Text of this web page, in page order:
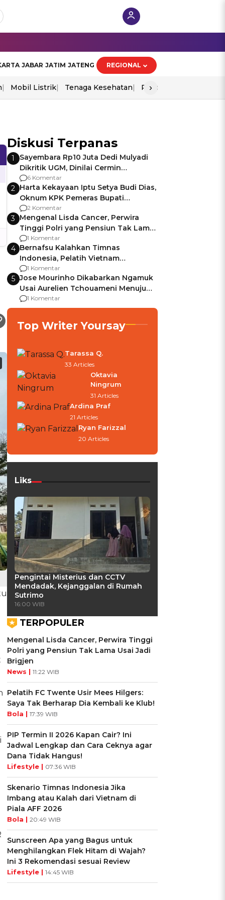
JABAR JATIM JATENG REGIONAL
Mobil Listrik Tenaga Kesehatan Piala Aff 2026
›
Diskusi Terpanas
1
Sayembara Rp10 Juta Dedi Mulyadi
Dikritik UGM, Dinilai Cermin
Gagalnya Negara Jamin Keamanan
6 Komentar
2 Harta Kekayaan Iptu Setya Budi Dias,
Oknum KPK Pemeras Bupati
Pemalang
2 Komentar
3 Mengenal Lisda Cancer, Perwira
Tinggi Polri yang Pensiun Tak Lama
Usai Jadi Brigjen
1 Komentar
4 Bernafsu Kalahkan Timnas
Indonesia, Pelatih Vietnam
Berencana Pakai Jimat di Pakansari
1 Komentar
5 Jose Mourinho Dikabarkan Ngamuk
Usai Aurelien Tchouameni Menuju
Manchester United
1 Komentar
Top Writer Yoursay
Tarassa Q.
33 Articles
Oktavia
Ningrum
31 Articles
Ardina Praf
21 Articles
Ryan Farizzal
20 Articles
Liks
Pengintai Misterius dan CCTV
Mendadak, Kejanggalan di Rumah
Sutrimo
16:00 WIB
TERPOPULER
Mengenal Lisda Cancer, Perwira Tinggi
Polri yang Pensiun Tak Lama Usai Jadi
Brigjen
News | 11:22 WIB
Pelatih FC Twente Usir Mees Hilgers:
Saya Tak Berharap Dia Kembali ke Klub!
Bola | 17:39 WIB
PIP Termin II 2026 Kapan Cair? Ini
Jadwal Lengkap dan Cara Ceknya agar
Dana Tidak Hangus!
Lifestyle | 07:36 WIB
Skenario Timnas Indonesia Jika
Imbang atau Kalah dari Vietnam di
Piala AFF 2026
Bola | 20:49 WIB
Sunscreen Apa yang Bagus untuk
Menghilangkan Flek Hitam di Wajah?
Ini 3 Rekomendasi sesuai Review
Lifestyle | 14:45 WIB